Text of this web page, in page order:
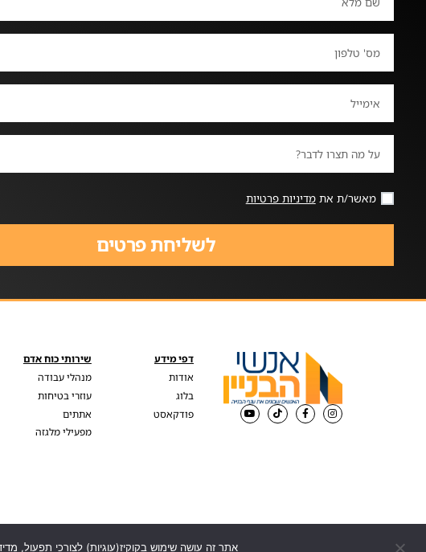
מאשר/ת אתמדיניות פרטיות
לשליחת פרטים
דפי מידע
אודות
בלוג
פודקאסט
שירותי כוח אדם
מנהלי עבודה
עוזרי בטיחות
אתתים
מפעילי מלגזה
אתר זה עושה שימוש בקוקיז(עוגיות) לצורכי תפעול,